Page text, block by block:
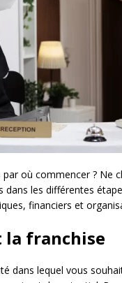
où commencer ? Ne
les différentes
financiers et
la franchise
dans lequel vous